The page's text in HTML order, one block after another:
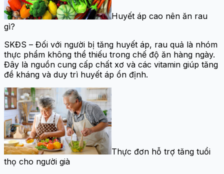
Huyết áp cao nên ăn rau
gì?
SKĐS – Đối với người bị tăng huyết áp, rau quả là nhóm
thực phẩm không thể thiếu trong chế độ ăn hàng ngày.
Đây là nguồn cung cấp chất xơ và các vitamin giúp tăng
đề kháng và duy trì huyết áp ổn định.
Thực đơn hỗ trợ tăng tuổi
thọ cho người già